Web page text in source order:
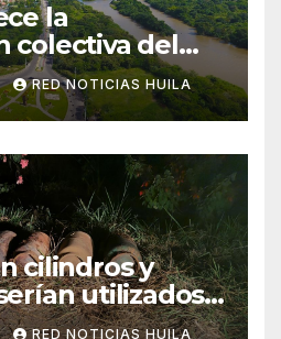
la
colectiva del
RED NOTICIAS HUILA
cilindros y
utilizados
incautados
RED NOTICIAS HUILA